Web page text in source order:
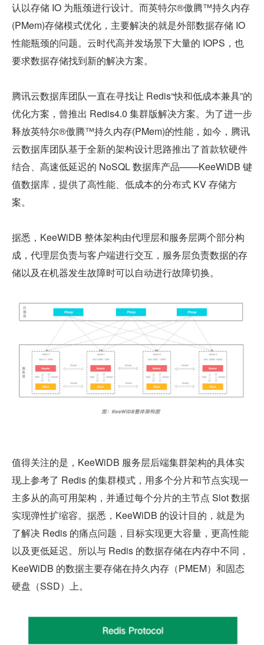
认以存储 IO 为瓶颈进行设计。而英特尔®傲腾™持久内存
(PMem)存储模式优化，主要解决的就是外部数据存储 IO
性能瓶颈的问题。云时代高并发场景下大量的 IOPS，也
要求数据存储找到新的解决方案。
腾讯云数据库团队一直在寻找让 Redis“快和低成本兼具”的
优化方案，曾推出 Redis4.0 集群版解决方案。为了进一步
释放英特尔®傲腾™持久内存(PMem)的性能，如今，腾讯
云数据库团队基于全新的架构设计思路推出了首款软硬件
结合、高速低延迟的 NoSQL 数据库产品——KeeWiDB 键
值数据库，提供了高性能、低成本的分布式 KV 存储方
案。
据悉，KeeWiDB 整体架构由代理层和服务层两个部分构
成，代理层负责与客户端进行交互，服务层负责数据的存
储以及在机器发生故障时可以自动进行故障切换。
值得关注的是，KeeWiDB 服务层后端集群架构的具体实
现上参考了 Redis 的集群模式，用多个分片和节点实现一
主多从的高可用架构，并通过每个分片的主节点 Slot 数据
实现弹性扩缩容。据悉，KeeWiDB 的设计目的，就是为
了解决 Redis 的痛点问题，目标实现更大容量，更高性能
以及更低延迟。所以与 Redis 的数据存储在内存中不同，
KeeWiDB 的数据主要存储在持久内存（PMEM）和固态
硬盘（SSD）上。